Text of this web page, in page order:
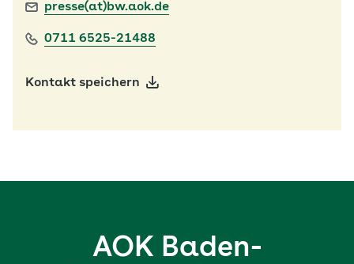
presse(at)bw.aok.de
0711 6525-21488
Kontakt speichern
AOK Baden-